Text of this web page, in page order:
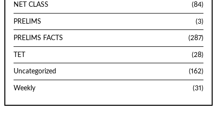
NET CLASS (84)
PRELIMS (3)
PRELIMS FACTS (287)
TET (28)
Uncategorized (162)
Weekly (31)